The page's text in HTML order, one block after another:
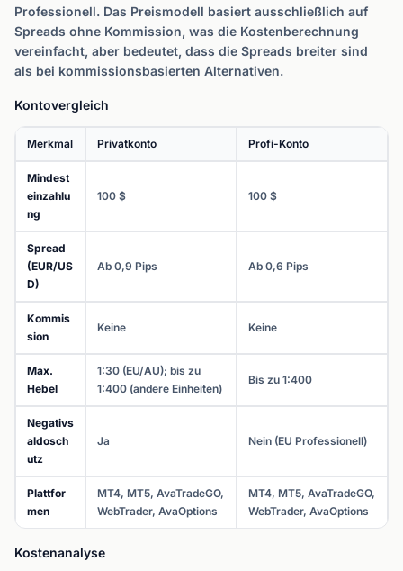
Professionell. Das Preismodell basiert ausschließlich auf
Spreads ohne Kommission, was die Kostenberechnung
vereinfacht, aber bedeutet, dass die Spreads breiter sind
als bei kommissionsbasierten Alternativen.
Kontovergleich
Merkmal Privatkonto Profi-Konto
Mindest
einzahlu
ng
100 $ 100 $
Spread
(EUR/US
D)
Ab 0,9 Pips Ab 0,6 Pips
Kommis
sion
Keine Keine
Max.
Hebel
1:30 (EU/AU); bis zu
1:400 (andere Einheiten)
Bis zu 1:400
Negativs
aldosch
utz
Ja Nein (EU Professionell)
Plattfor
men
MT4, MT5, AvaTradeGO,
WebTrader, AvaOptions
MT4, MT5, AvaTradeGO,
WebTrader, AvaOptions
Kostenanalyse